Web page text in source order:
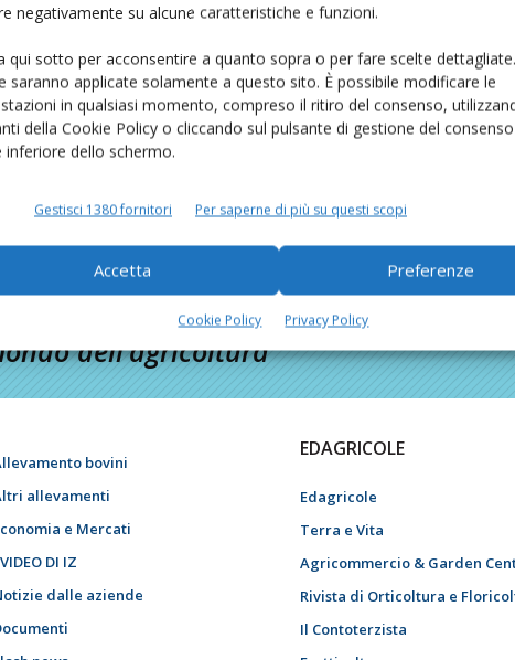
negativamente su alcune caratteristiche e funzioni.
qui sotto per acconsentire a quanto sopra o per fare scelte
saranno applicate solamente a questo sito. È possibile modificare le
in qualsiasi momento, compreso il ritiro del consenso,
della Cookie Policy o cliccando sul pulsante di gestione del
inferiore dello schermo.
Gestisci 1380 fornitori Per saperne di più su questi scopi
Accetta Preferenze
Cookie Policy Privacy Policy
dell’agricoltura
bovini
allevamenti
e Mercati
DI IZ
dalle aziende
EDAGRICOLE
Edagricole
Terra e Vita
Agricommercio & Garden
Rivista di Orticoltura e
Il Contoterzista